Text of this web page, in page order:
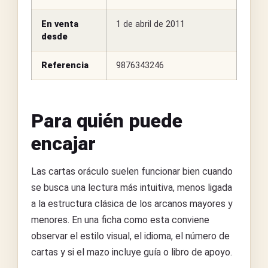
En venta
desde
1 de abril de 2011
Referencia 9876343246
Para quién puede
encajar
Las cartas oráculo suelen funcionar bien cuando
se busca una lectura más intuitiva, menos ligada
a la estructura clásica de los arcanos mayores y
menores. En una ficha como esta conviene
observar el estilo visual, el idioma, el número de
cartas y si el mazo incluye guía o libro de apoyo.